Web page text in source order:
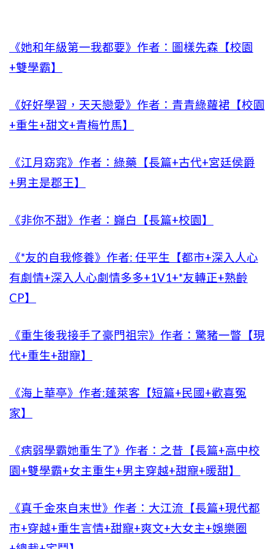
《她和年級第一我都要》作者：圖樣先森【校園
+雙學霸】
《好好學習，天天戀愛》作者：青青綠蘿裙【校園
+重生+甜文+青梅竹馬】
《江月窈窕》作者：綠藥【長篇+古代+宮廷侯爵
+男主是郡王】
《非你不甜》作者：巋白【長篇+校園】
《*友的自我修養》作者: 任平生【都市+深入人心
有劇情+深入人心劇情多多+1V1+*友轉正+熟齡
CP】
《重生後我接手了豪門祖宗》作者：驚豬一瞥【現
代+重生+甜寵】
《海上華亭》作者:蓬萊客【短篇+民國+歡喜冤
家】
《病弱學霸她重生了》作者：之昔【長篇+高中校
園+雙學霸+女主重生+男主穿越+甜寵+暖甜】
《真千金來自末世》作者：大江流【長篇+現代都
市+穿越+重生言情+甜寵+爽文+大女主+娛樂圈